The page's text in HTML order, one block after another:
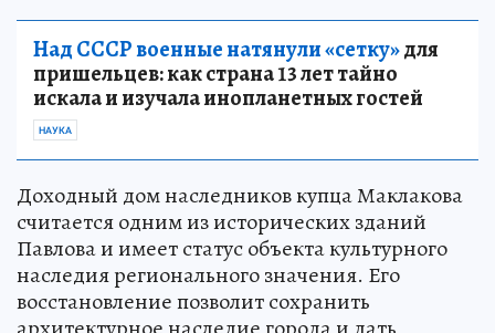
Над СССР военные натянули «сетку»для
пришельцев: как страна 13 лет тайно
искала и изучала инопланетных гостей
НАУКА
Доходный дом наследников купца Маклакова
считается одним из исторических зданий
Павлова и имеет статус объекта культурного
наследия регионального значения. Его
восстановление позволит сохранить